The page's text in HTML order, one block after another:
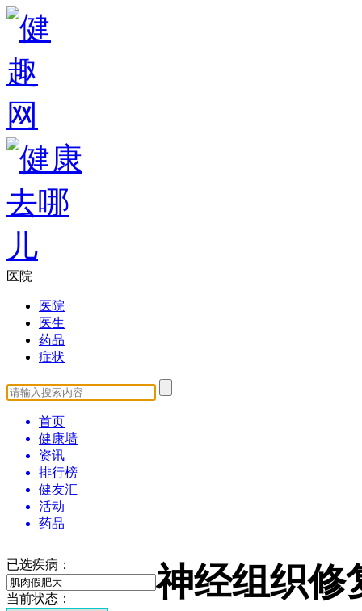
医院
医院
医生
药品
症状
首页
健康墙
资讯
排行榜
健友汇
活动
药品
已选疾病：
当前状态：
神经组织修